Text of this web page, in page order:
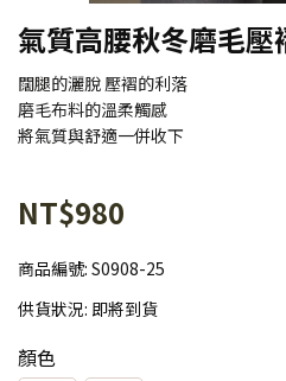
氣質高腰秋冬磨毛
闊腿的灑脫 壓褶的利落
磨毛布料的溫柔觸感
將氣質與舒適一併收下
NT$980
商品編號: S0908-25
供貨狀況: 即將到貨
顏色